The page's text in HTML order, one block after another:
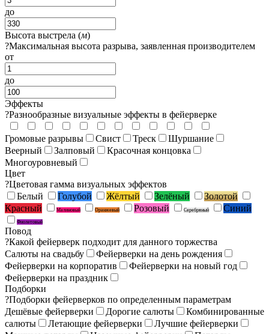
до
Высота выстрела (м)
?Максимальная высота разрыва, заявленная производителем
от
до
Эффекты
?Разнообразные визуальные эффекты в фейерверке
Громовые разрывы Свист Треск
Шуршание
Веерный
Залповый
Красочная концовка
Многоуровневый
Цвет
?Цветовая гамма визуальных эффектов
Белый
Голубой Жёлтый Зелёный
Золотой
Красный
Малиновый Оранжевый Розовый Серебряный Синий
Фиолетовый
Повод
?Какой фейерверк подходит для данного торжества
Салюты на свадьбу
Фейерверки на день рождения
Фейерверки на корпоратив
Фейерверки на новый год
Фейерверки на праздник
Подборки
?Подборки фейерверков по определенным параметрам
Дешёвые фейерверки
Дорогие салюты
Комбинированные
салюты
Летающие фейерверки
Лучшие фейерверки